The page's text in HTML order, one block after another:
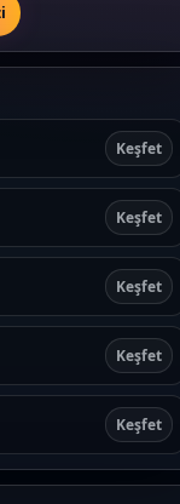
Keşfet
Keşfet
Keşfet
Keşfet
Keşfet